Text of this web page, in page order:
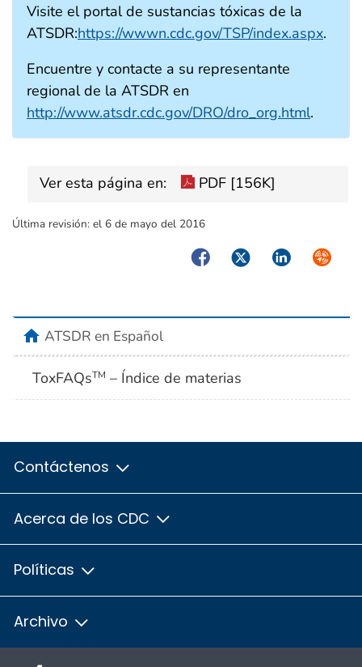
Visite el portal de sustancias tóxicas de la
ATSDR:https://wwwn.cdc.gov/TSP/index.aspx.
Encuentre y contacte a su representante
regional de la ATSDR en
http://www.atsdr.cdc.gov/DRO/dro_org.html.
Ver esta página en: PDF [156K]
Última revisión: el 6 de mayo del 2016
FacebookTwitterLinkedIn
homeATSDR en Español
ToxFAQsTM – Índice de materias
Contáctenos
Acerca de los CDC
Políticas
Archivo